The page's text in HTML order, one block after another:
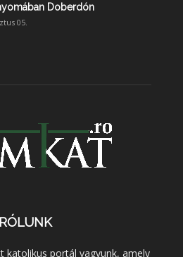
Doberdón
05.
RÓLUNK
katolikus portál vagyunk, amely